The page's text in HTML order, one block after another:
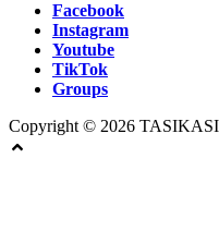
Facebook
Instagram
Youtube
TikTok
Groups
Copyright © 2026